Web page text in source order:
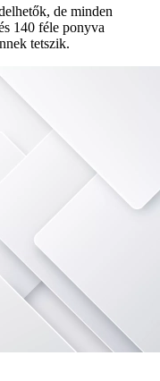
de minden
140 féle ponyva
tetszik.